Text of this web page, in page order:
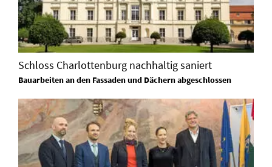
Schloss Charlottenburg nachhaltig saniert
Bauarbeiten an den Fassaden und Dächern abgeschlossen